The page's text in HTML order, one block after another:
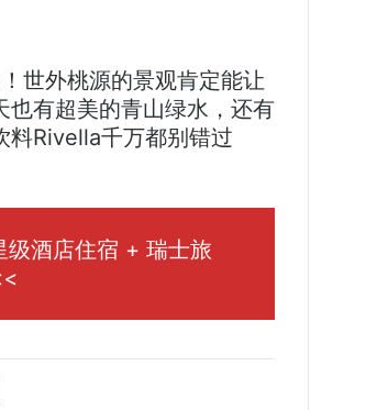
世外桃源的景观肯定能让
也有超美的青山绿水，还有
料Rivella千万都别错过
酒店住宿 + 瑞士旅